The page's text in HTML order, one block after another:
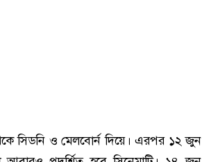
সিডনি ও মেলবোর্ন দিয়ে। এরপর ১২ জুন